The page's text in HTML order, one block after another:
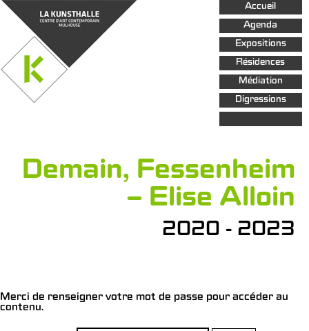
Aller au
contenu
principal
Accueil
Agenda
Expositions
Résidences
Médiation
Digressions
Demain, Fessenheim
– Elise Alloin
2020 - 2023
Merci de renseigner votre mot de passe pour accéder au
contenu.